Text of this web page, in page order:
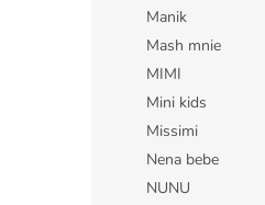
Manik
Mash mnie
MIMI
Mini kids
Missimi
Nena bebe
NUNU